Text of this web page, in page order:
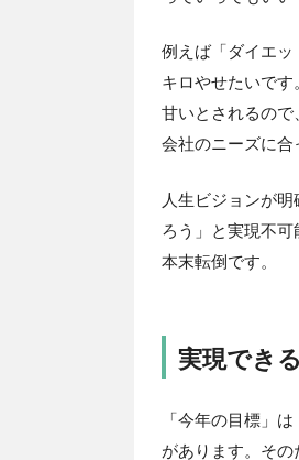
例えば「ダイエ
キロやせたいで
甘いとされるので
会社のニーズに合
人生ビジョンが
ろう」と実現不
本末転倒です。
実現でき
「今年の目標」
があります。そ